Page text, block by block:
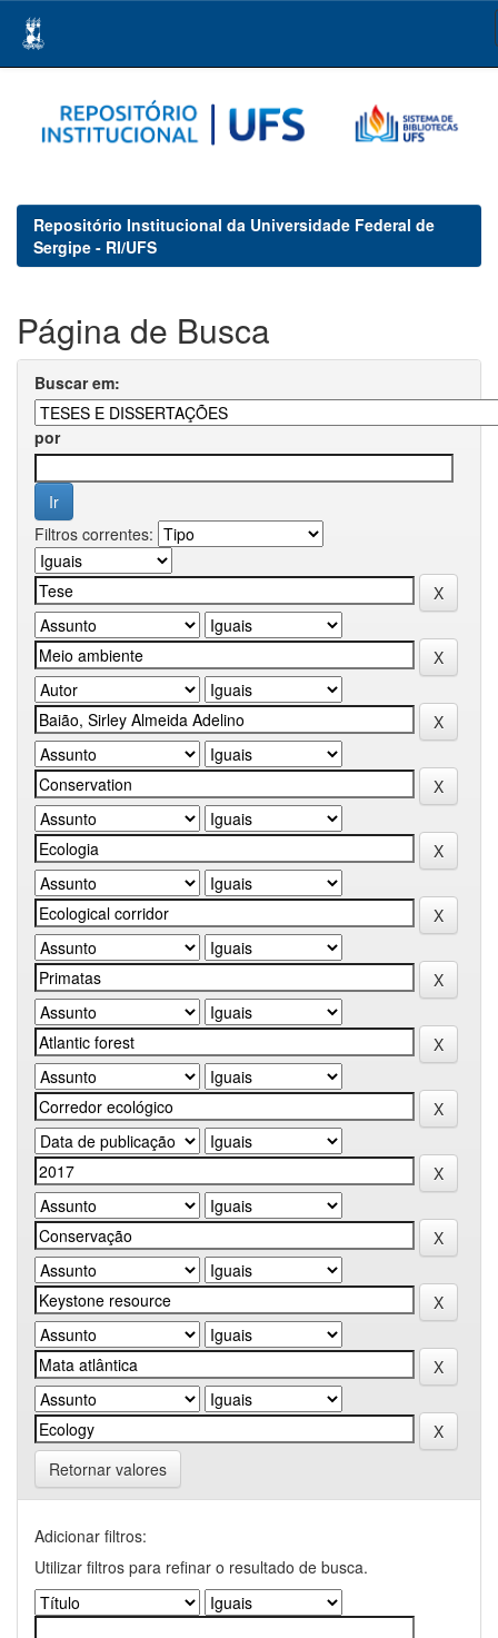
navigation
Repositório Institucional da Universidade Federal de
Sergipe - RI/UFS
Página de Busca
Buscar em:
por
Filtros correntes:
Retornar valores
Adicionar filtros:
Utilizar filtros para refinar o resultado de busca.